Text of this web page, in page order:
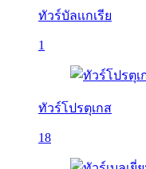
ทัวร์บัลเเกเรีย
1
ทัวร์โปรตุเกส
18